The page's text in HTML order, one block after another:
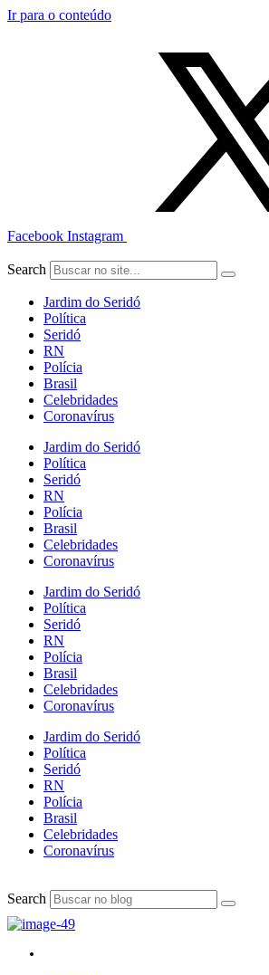
Ir para o conteúdo
Facebook Instagram
Search
Jardim do Seridó
Política
Seridó
RN
Polícia
Brasil
Celebridades
Coronavírus
Jardim do Seridó
Política
Seridó
RN
Polícia
Brasil
Celebridades
Coronavírus
Jardim do Seridó
Política
Seridó
RN
Polícia
Brasil
Celebridades
Coronavírus
Jardim do Seridó
Política
Seridó
RN
Polícia
Brasil
Celebridades
Coronavírus
Search